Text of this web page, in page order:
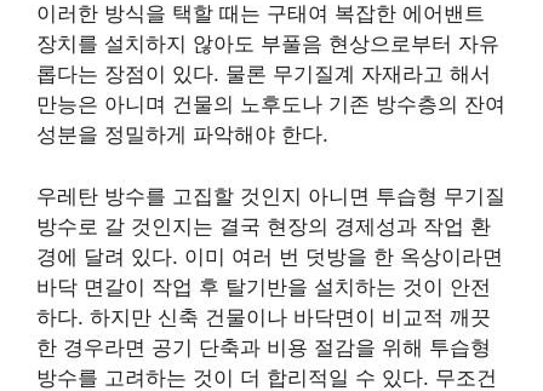
이러한 방식을 택할 때는 구태여 복잡한 에어밴트
장치를 설치하지 않아도 부풀음 현상으로부터 자유
롭다는 장점이 있다. 물론 무기질계 자재라고 해서
만능은 아니며 건물의 노후도나 기존 방수층의 잔여
성분을 정밀하게 파악해야 한다.
우레탄 방수를 고집할 것인지 아니면 투습형 무기질
방수로 갈 것인지는 결국 현장의 경제성과 작업 환
경에 달려 있다. 이미 여러 번 덧방을 한 옥상이라면
바닥 면갈이 작업 후 탈기반을 설치하는 것이 안전
하다. 하지만 신축 건물이나 바닥면이 비교적 깨끗
한 경우라면 공기 단축과 비용 절감을 위해 투습형
방수를 고려하는 것이 더 합리적일 수 있다. 무조건